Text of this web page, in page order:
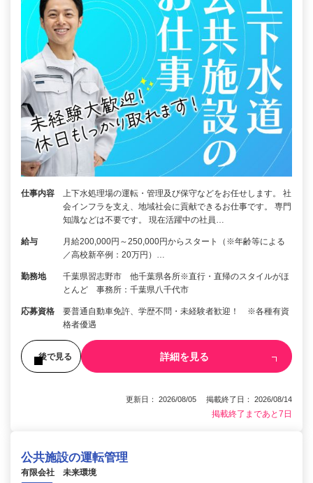
仕事内容
上下水処理場の運転・管理及び保守などをお任せします。 社
会インフラを支え、地域社会に貢献できるお仕事です。 専門
知識などは不要です。 現在活躍中の社員…
給与
月給200,000円～250,000円からスタート（※年齢等による
／高校新卒例：20万円）…
勤務地
千葉県習志野市 他千葉県各所※直行・直帰のスタイルがほ
とんど 事務所：千葉県八千代市
応募資格
要普通自動車免許、学歴不問・未経験者歓迎！ ※各種有資
格者優遇
後で見る 詳細を見る
更新日： 2026/08/05 掲載終了日： 2026/08/14
掲載終了まであと7日
公共施設の運転管理
有限会社 未来環境